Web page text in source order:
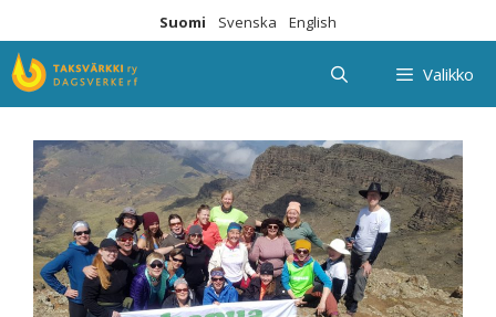
sisältöön
Suomi Svenska English
Valikko